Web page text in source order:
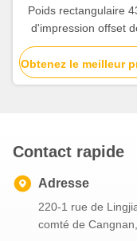
Poids rectangulaire
d'impression offset
boîte 4c de
d'emballage de
Obtenez le meilleur
Contact rapide
Adresse
220-1 rue de
comté de